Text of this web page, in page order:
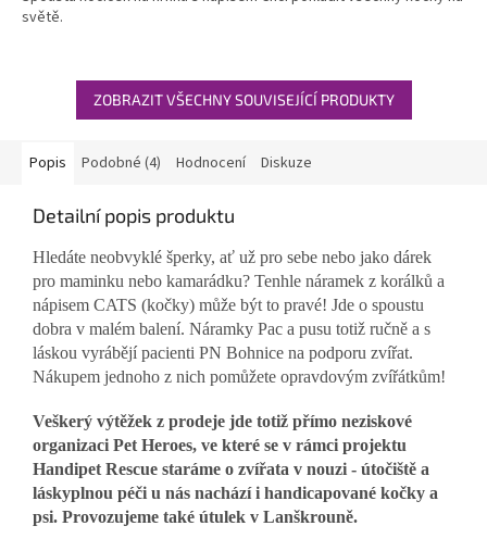
5
světě.
ZOBRAZIT VŠECHNY SOUVISEJÍCÍ PRODUKTY
Popis Podobné (4) Hodnocení Diskuze
Detailní popis produktu
Hledáte neobvyklé šperky, ať už pro sebe nebo jako dárek
pro maminku nebo kamarádku? Tenhle náramek z korálků a
nápisem CATS (kočky) může být to pravé! Jde o spoustu
dobra v malém balení. Náramky Pac a pusu totiž ručně a s
láskou vyrábějí pacienti PN Bohnice na podporu zvířat.
Nákupem jednoho z nich pomůžete opravdovým zvířátkům!
Veškerý výtěžek z prodeje jde totiž přímo neziskové
organizaci Pet Heroes, ve které se v rámci projektu
Handipet Rescue staráme o zvířata v nouzi - útočiště a
láskyplnou péči u nás nachází i handicapované kočky a
psi. Provozujeme také útulek v Lanškrouně.